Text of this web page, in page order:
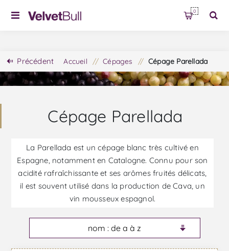
0
Précédent Accueil / Cépages / Cépage Parellada
Cépage Parellada
La Parellada est un cépage blanc très cultivé en
Espagne, notamment en Catalogne. Connu pour son
acidité rafraîchissante et ses arômes fruités délicats,
il est souvent utilisé dans la production de Cava, un
vin mousseux espagnol.